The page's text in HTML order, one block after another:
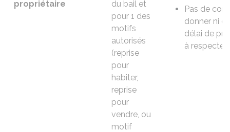
propriétaire
du bail et
pour 1 des
motifs
autorisés
(reprise
pour
habiter,
reprise
pour
vendre, ou
motif
Pas de
donner ni
délai de
à respecter